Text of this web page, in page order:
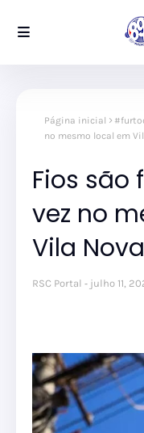
Página inicial
no mesmo local em
Fios são
vez no
Vila Nova
RSC Portal julho 11,